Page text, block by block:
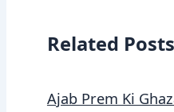
Related Posts
Ajab Prem Ki